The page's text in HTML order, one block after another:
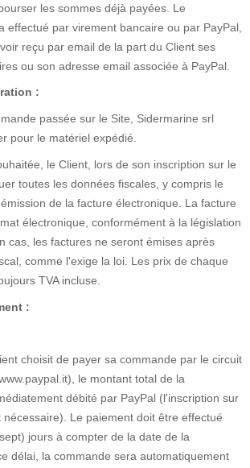
les sommes déjà payées. Le
effectué par virement bancaire ou par PayPal,
reçu par email de la part du Client ses
ou son adresse email associée à PayPal.
:
passée sur le Site, Sidermarine srl
pour le matériel expédié.
le Client, lors de son inscription sur le
toutes les données fiscales, y compris le
de la facture électronique. La facture
électronique, conformément à la législation
cas, les factures ne seront émises après
comme l'exige la loi. Les prix de chaque
TVA incluse.
:
choisit de payer sa commande par le circuit
le montant total de la
débité par PayPal (l'inscription sur
nécessaire). Le paiement doit être effectué
jours à compter de la date de la
délai, la commande sera automatiquement